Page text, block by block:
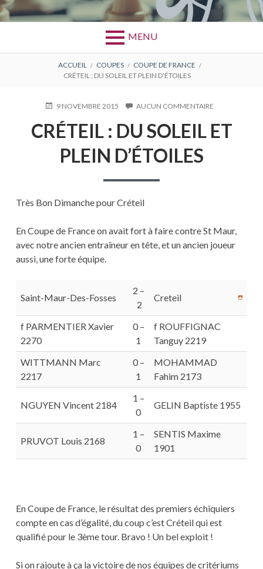
MENU
ACCUEIL COUPES
COUPE DE FRANCE
CRÉTEIL : DU SOLEIL ET PLEIN D’ÉTOILES
PUBLIÉ9 NOVEMBRE 2015 AUCUN COMMENTAIRE
:
DU
CRÉTEIL : DU SOLEIL ET
PLEIN D’ÉTOILES
Très Bon Dimanche pour Créteil
En Coupe de France on avait fort à faire contre St Maur,
avec notre ancien entraîneur en tête, et un ancien joueur
aussi, une forte équipe.
Saint-Maur-Des-Fosses
2 –
2
Creteil
f PARMENTIER Xavier
2270
0 –
1
f ROUFFIGNAC
Tanguy 2219
WITTMANN Marc
2217
0 –
1
MOHAMMAD
Fahim 2173
NGUYEN Vincent 2184
1 –
0
GELIN Baptiste 1955
PRUVOT Louis 2168
1 –
0
SENTIS Maxime
1901
En Coupe de France, le résultat des premiers échiquiers
compte en cas d’égalité, du coup c’est Créteil qui est
qualifié pour le 3ème tour. Bravo ! Un bel exploit !
Si on rajoute à ça la victoire de nos équipes de critériums